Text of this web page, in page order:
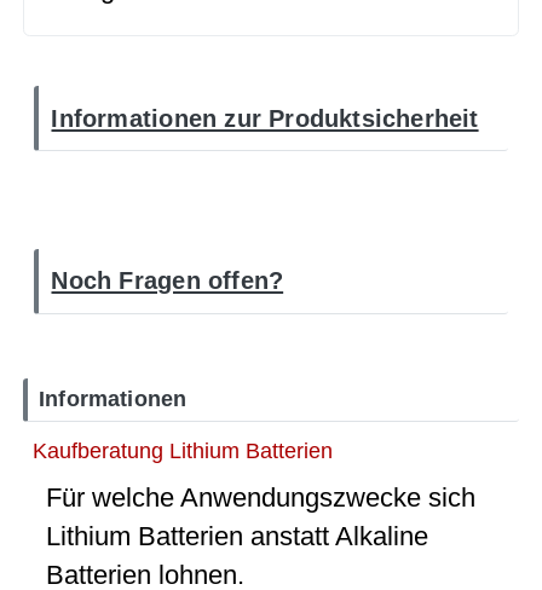
Informationen zur Produktsicherheit
Noch Fragen offen?
Informationen
Kaufberatung Lithium Batterien
Für welche Anwendungszwecke sich
Lithium Batterien anstatt Alkaline
Batterien lohnen.